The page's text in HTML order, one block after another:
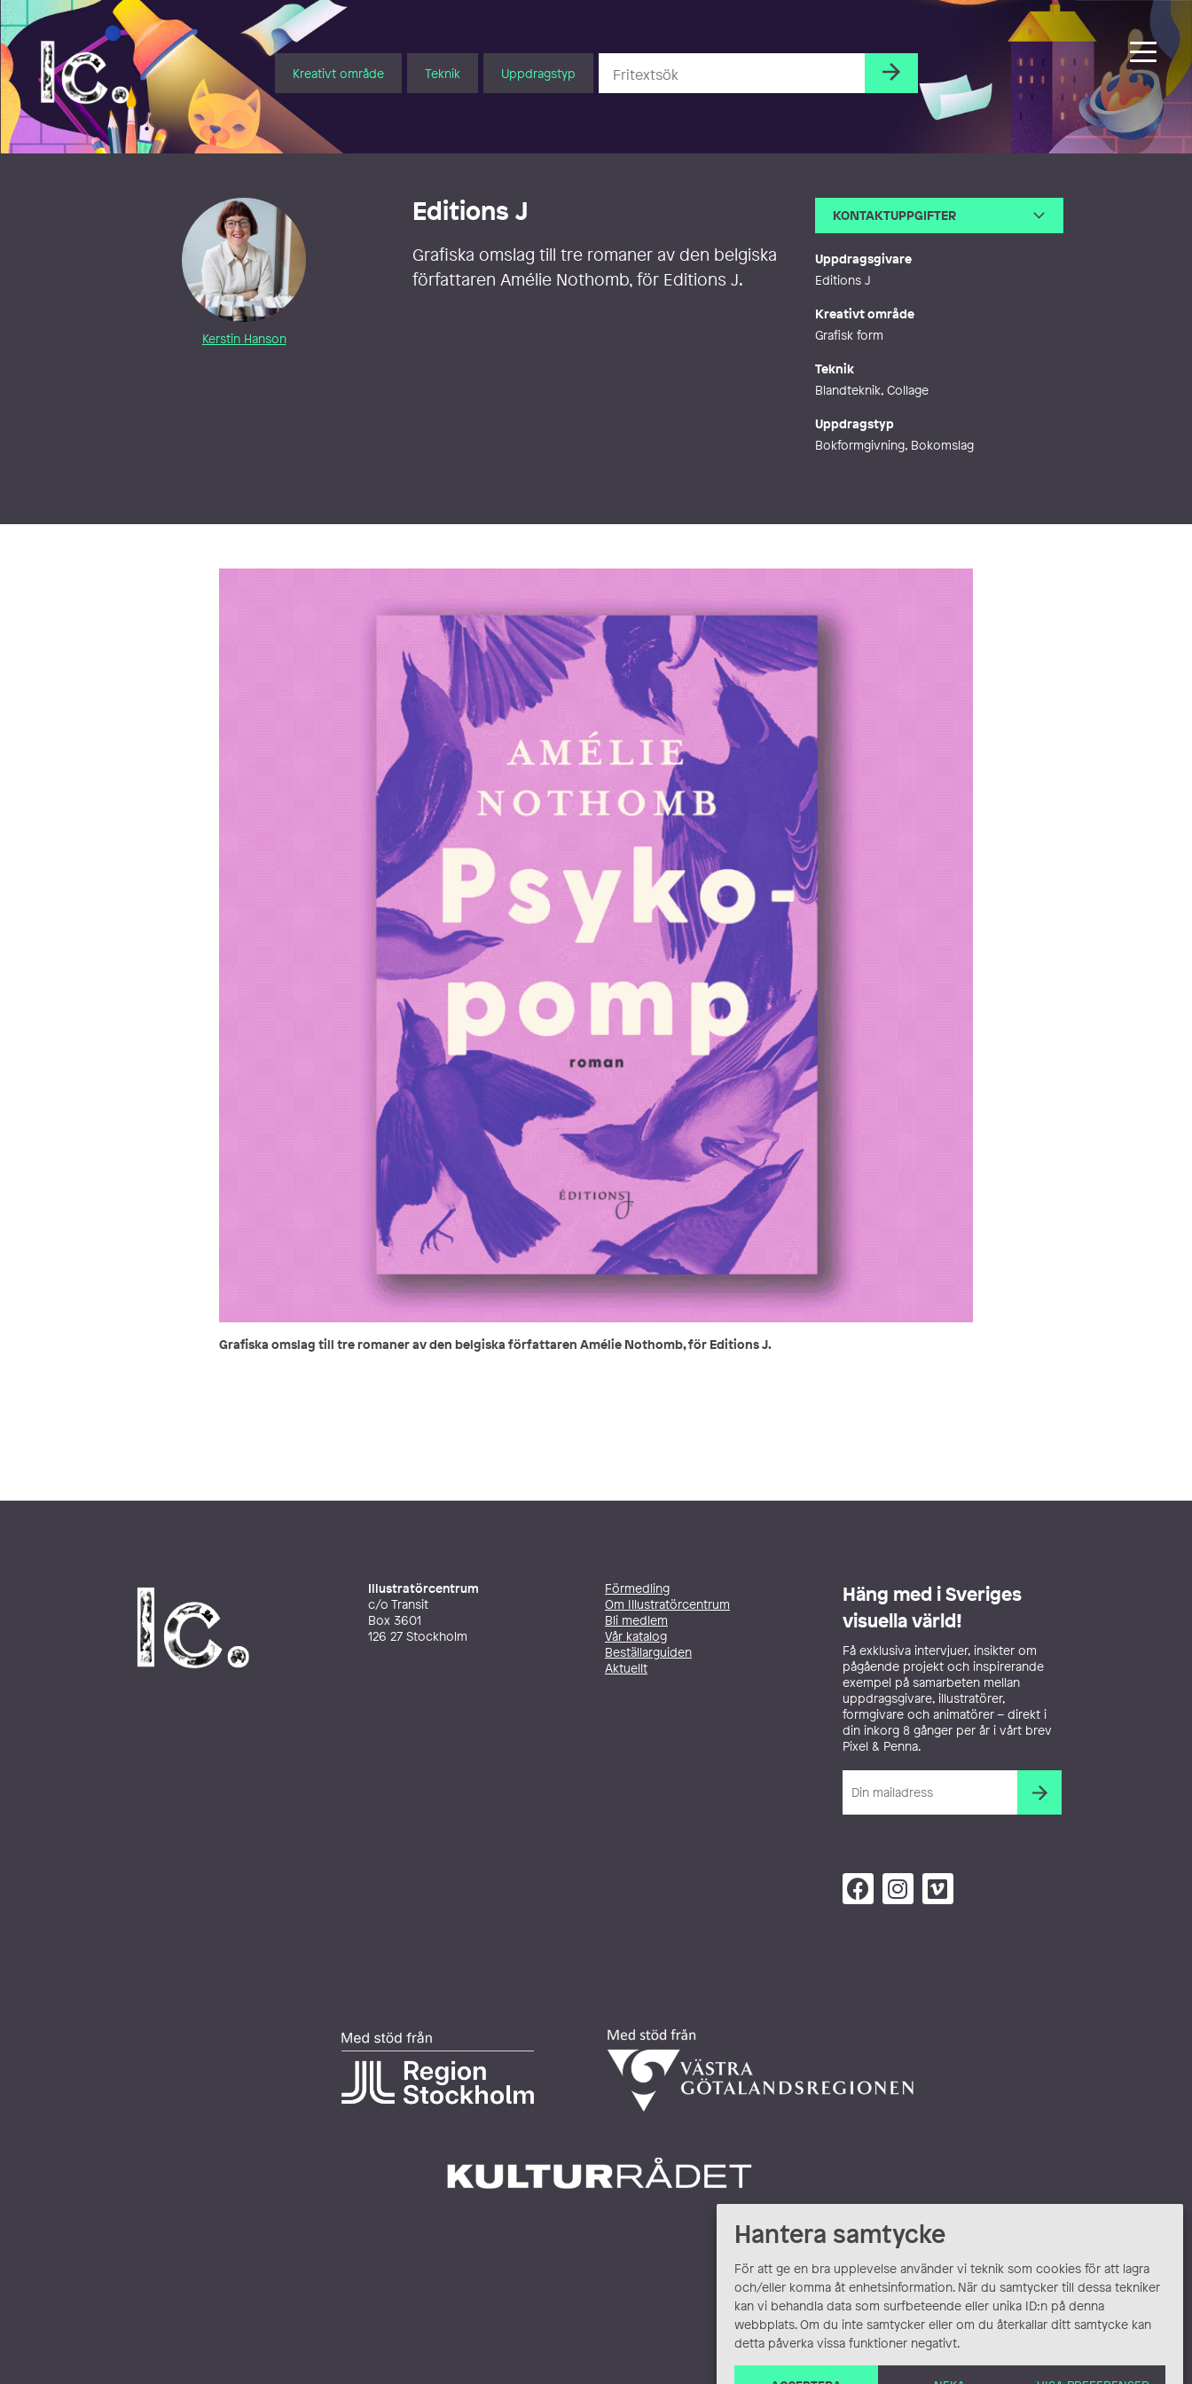
Hantera samtycke
För att ge en bra upplevelse använder vi teknik som cookies för att lagra
och/eller komma åt enhetsinformation. När du samtycker till dessa tekniker
kan vi behandla data som surfbeteende eller unika ID:n på denna
webbplats. Om du inte samtycker eller om du återkallar ditt samtycke kan
detta påverka vissa funktioner negativt.
Illustratörcentrum
Kreativt område Teknik Uppdragstyp
Kerstin Hanson
Editions J
Grafiska omslag till tre romaner av den belgiska
författaren Amélie Nothomb, för Editions J.
KONTAKTUPPGIFTER
Webb http://www.kerstinhanson.se
Uppdragsgivare
Editions J
Kreativt område
Grafisk form
Teknik
Blandteknik, Collage
Uppdragstyp
Bokformgivning, Bokomslag
Grafiska omslag till tre romaner av den belgiska författaren Amélie Nothomb, för Editions J.
Illustratörcentrum
c/o Transit
Box 3601
126 27 Stockholm
Förmedling
Om Illustratörcentrum
Bli medlem
Vår katalog
Beställarguiden
Aktuellt
Häng med i Sveriges
visuella värld!
Få exklusiva intervjuer, insikter om
pågående projekt och inspirerande
exempel på samarbeten mellan
uppdragsgivare, illustratörer,
formgivare och animatörer – direkt i
din inkorg 8 gånger per år i vårt brev
Pixel & Penna.